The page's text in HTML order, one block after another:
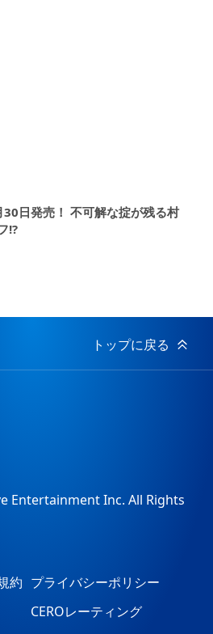
30日発売！ 不可解な掟が残る村
!?
トップに戻る
Entertainment Inc. All Rights
約 プライバシーポリシー
CEROレーティング